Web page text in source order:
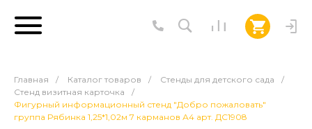
Главная / Каталог товаров / Стенды для детского сада
/
Стенд визитная карточка
/
Фигурный информационный стенд "Добро пожаловать"
группа Рябинка 1,25*1,02м 7 карманов А4 арт. ДС1908